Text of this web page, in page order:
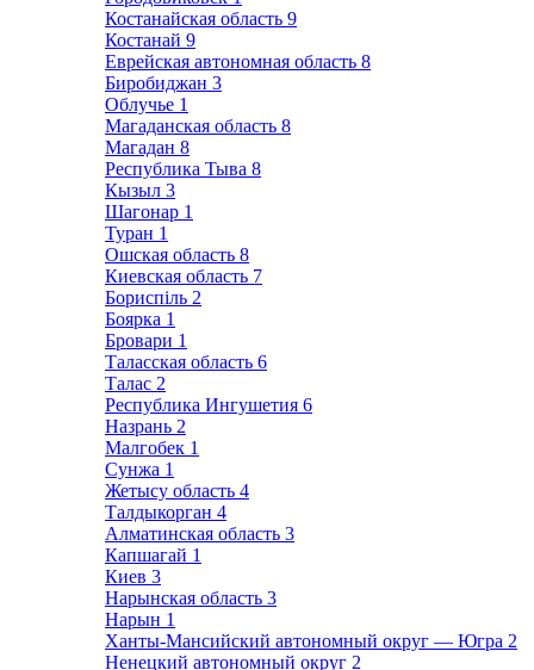
Костанайская область 9
Костанай 9
Еврейская автономная область 8
Биробиджан 3
Облучье 1
Магаданская область 8
Магадан 8
Республика Тыва 8
Кызыл 3
Шагонар 1
Туран 1
Ошская область 8
Киевская область 7
Бориспіль 2
Боярка 1
Бровари 1
Таласская область 6
Талас 2
Республика Ингушетия 6
Назрань 2
Малгобек 1
Сунжа 1
Жетысу область 4
Талдыкорган 4
Алматинская область 3
Капшагай 1
Киев 3
Нарынская область 3
Нарын 1
Ханты-Мансийский автономный округ — Югра 2
Ненецкий автономный округ 2